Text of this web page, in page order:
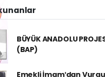
BÜYÜK ANADOLU
(BAP)
Emekli İmamʹdan